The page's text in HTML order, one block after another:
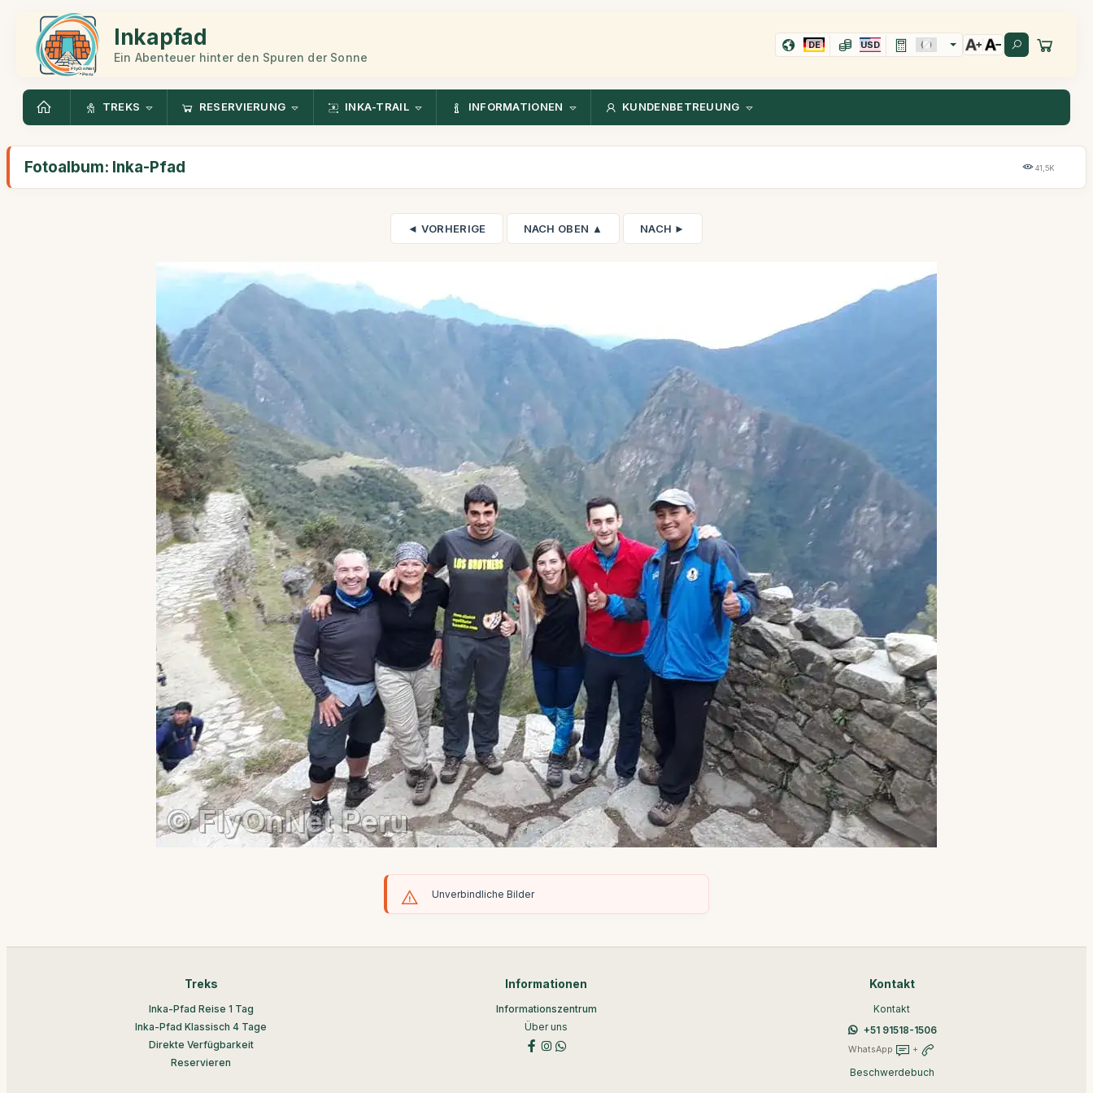
Inkapfad
Ein Abenteuer hinter den Spuren der Sonne
DE USD
TREKS RESERVIERUNG INKA-TRAIL INFORMATIONEN KUNDENBETREUUNG
Fotoalbum: Inka-Pfad 41,5K
◄ VORHERIGE NACH OBEN ▲ NACH ►
Unverbindliche Bilder
Treks
Inka-Pfad Reise 1 Tag
Inka-Pfad Klassisch 4 Tage
Direkte Verfügbarkeit
Reservieren
Informationen
Informationszentrum
Über uns
Kontakt
Kontakt
+51 91518-1506
WhatsApp +
Beschwerdebuch